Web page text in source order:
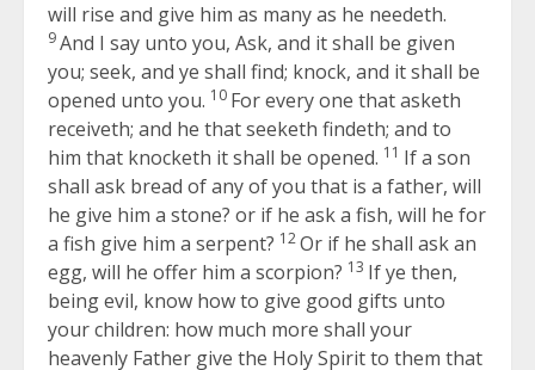
will rise and give him as many as he needeth.
9And I say unto you, Ask, and it shall be given
you; seek, and ye shall find; knock, and it shall be
opened unto you. 10 For every one that asketh
receiveth; and he that seeketh findeth; and to
him that knocketh it shall be opened. 11 If a son
shall ask bread of any of you that is a father, will
he give him a stone? or if he ask a fish, will he for
a fish give him a serpent? 12Or if he shall ask an
egg, will he offer him a scorpion? 13 If ye then,
being evil, know how to give good gifts unto
your children: how much more shall your
heavenly Father give the Holy Spirit to them that